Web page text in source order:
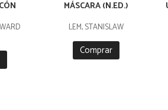
MÁSCARA (N.ED.)
LEM, STANISLAW
Comprar